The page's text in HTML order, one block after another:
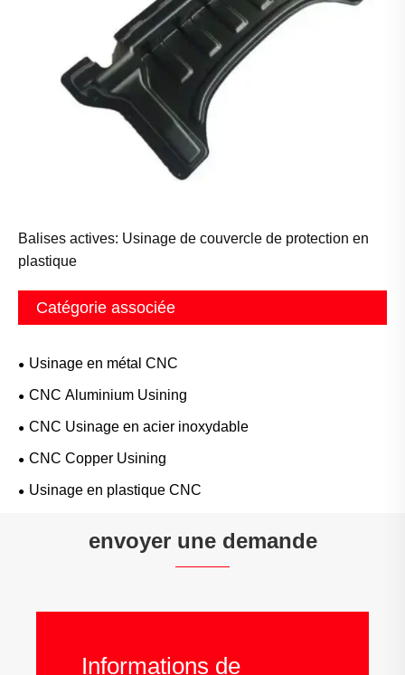
Balises actives: Usinage de couvercle de protection en
plastique
Catégorie associée
Usinage en métal CNC
CNC Aluminium Usining
CNC Usinage en acier inoxydable
CNC Copper Usining
Usinage en plastique CNC
envoyer une demande
Informations de